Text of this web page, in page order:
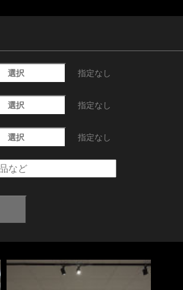
選択 指定なし
選択 指定なし
選択 指定なし